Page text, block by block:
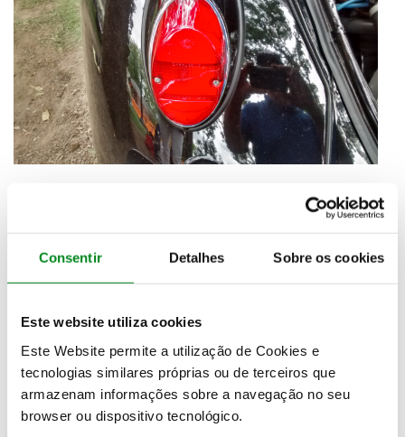
Consentir Detalhes Sobre os cookies
Este website utiliza cookies
Este Website permite a utilização de Cookies e
tecnologias similares próprias ou de terceiros que
armazenam informações sobre a navegação no seu
browser ou dispositivo tecnológico.